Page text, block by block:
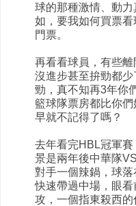
球的那種激情、動
如，要我如何買票
門票。
再看看球員，有些
沒進步甚至拚勁都
勁，真不知再3年你
籃球隊票房都比你
早就不記得了嗎？
去年看完HBL冠軍
景是兩年後中華隊
對手一個辣鍋，球
快速帶過中場，眼
攻，一個指東殺西